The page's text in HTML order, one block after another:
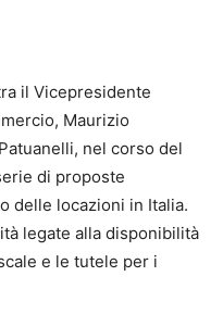
il Vicepresidente
Maurizio
nel corso del
di proposte
delle locazioni in Italia.
legate alla disponibilità
e le tutele per i